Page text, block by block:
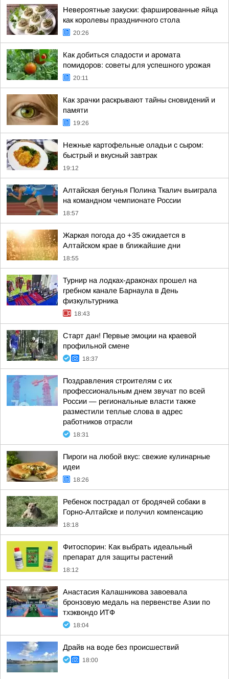
Невероятные закуски: фаршированные яйца
как королевы праздничного стола
20:26
Как добиться сладости и аромата
помидоров: советы для успешного урожая
20:11
Как зрачки раскрывают тайны сновидений и
памяти
19:26
Нежные картофельные оладьи с сыром:
быстрый и вкусный завтрак
19:12
Алтайская бегунья Полина Ткалич выиграла
на командном чемпионате России
18:57
Жаркая погода до +35 ожидается в
Алтайском крае в ближайшие дни
18:55
Турнир на лодках-драконах прошел на
гребном канале Барнаула в День
физкультурника
18:43
Старт дан! Первые эмоции на краевой
профильной смене
18:37
Поздравления строителям с их
профессиональным днем звучат по всей
России — региональные власти также
разместили теплые слова в адрес
работников отрасли
18:31
Пироги на любой вкус: свежие кулинарные
идеи
18:26
Ребенок пострадал от бродячей собаки в
Горно-Алтайске и получил компенсацию
18:18
Фитоспорин: Как выбрать идеальный
препарат для защиты растений
18:12
Анастасия Калашникова завоевала
бронзовую медаль на первенстве Азии по
тхэквондо ИТФ
18:04
Драйв на воде без происшествий
18:00